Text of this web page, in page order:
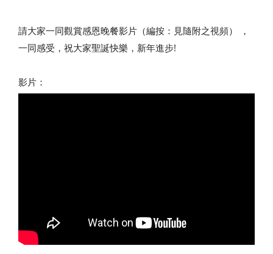
請大家一同觀賞感恩晚餐影片（編按：見隨附之視頻） ，
一同感受，祝大家聖誕快樂，新年進步!
影片：